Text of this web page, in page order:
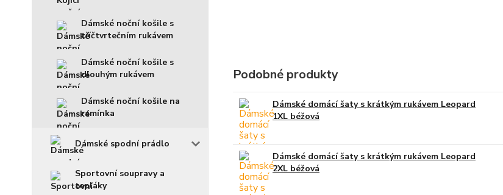
Dámské noční košile s
tříčtvrtečním rukávem
Dámské noční košile s
dlouhým rukávem
Dámské noční košile na
ramínka
Dámské spodní prádlo
Sportovní soupravy a
tepláky
Podobné produkty
Dámské domácí šaty s krátkým rukávem Leopard
1XL béžová
Dámské domácí šaty s krátkým rukávem Leopard
2XL béžová